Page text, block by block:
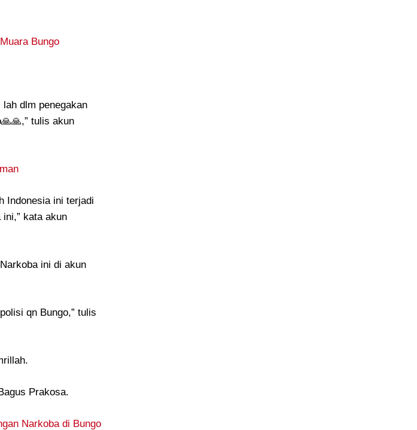
Bungo
dlm penegakan
tulis akun
Indonesia ini terjadi
kata akun
ini di akun
qn Bungo,” tulis
Prakosa.
Narkoba di Bungo